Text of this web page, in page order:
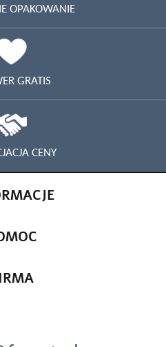
OPAKOWANIE
GRATIS
CENY